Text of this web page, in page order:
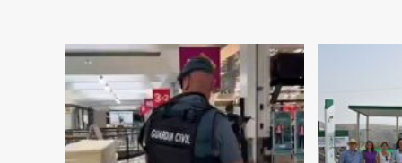
a
Google
multa
de
890
millones
al
José